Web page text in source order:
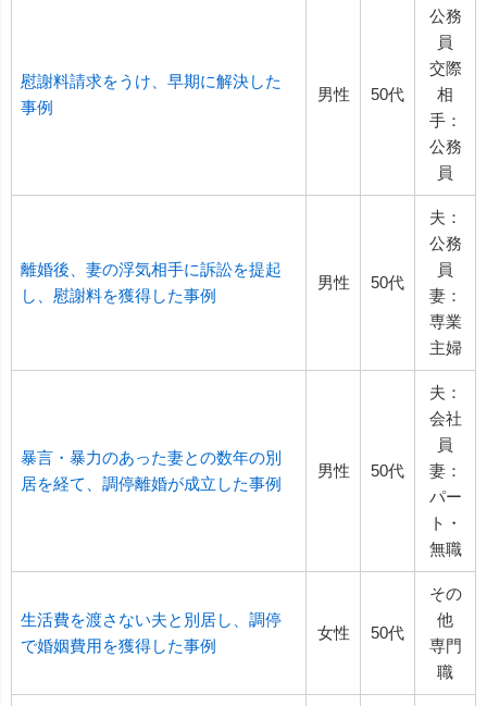
慰謝料請求をうけ、早期に解決した
事例
男性 50代
公務
員
交際
相
手：
公務
員
離婚後、妻の浮気相手に訴訟を提起
し、慰謝料を獲得した事例
男性 50代
夫：
公務
員
妻：
専業
主婦
暴言・暴力のあった妻との数年の別
居を経て、調停離婚が成立した事例
男性 50代
夫：
会社
員
妻：
パー
ト・
無職
生活費を渡さない夫と別居し、調停
で婚姻費用を獲得した事例
女性 50代
その
他
専門
職